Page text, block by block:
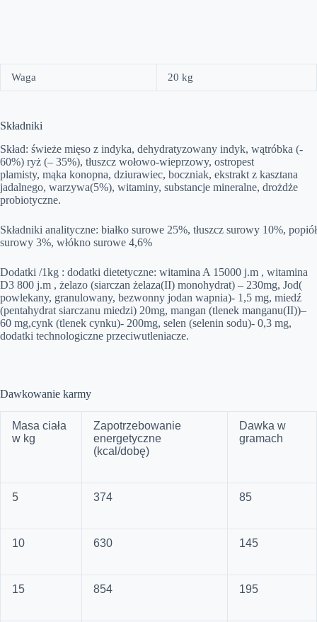
Waga 20 kg
Składniki
Skład: świeże mięso z indyka, dehydratyzowany indyk, wątróbka (-
60%) ryż (– 35%), tłuszcz wołowo-wieprzowy, ostropest
plamisty, mąka konopna, dziurawiec, boczniak, ekstrakt z kasztana
jadalnego, warzywa(5%), witaminy, substancje mineralne, drożdże
probiotyczne.
Składniki analityczne: białko surowe 25%, tłuszcz surowy 10%, popiół
surowy 3%, włókno surowe 4,6%
Dodatki /1kg : dodatki dietetyczne: witamina A 15000 j.m , witamina
D3 800 j.m , żelazo (siarczan żelaza(II) monohydrat) – 230mg, Jod(
powlekany, granulowany, bezwonny jodan wapnia)- 1,5 mg, miedź
(pentahydrat siarczanu miedzi) 20mg, mangan (tlenek manganu(II))–
60 mg,cynk (tlenek cynku)- 200mg, selen (selenin sodu)- 0,3 mg,
dodatki technologiczne przeciwutleniacze.
Dawkowanie karmy
Masa ciała
w kg
Zapotrzebowanie
energetyczne
(kcal/dobę)
Dawka w
gramach
5 374 85
10 630 145
15 854 195